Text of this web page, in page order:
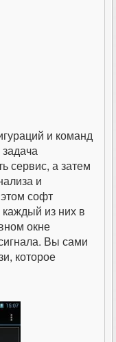
и команд
сервис, а затем
и
софт
из них в
окне
Вы сами
которое